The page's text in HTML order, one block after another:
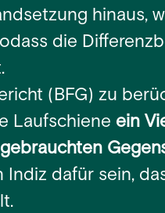
hinaus,
die
(BFG) zu
Laufschiene ein
Indiz dafür sein,